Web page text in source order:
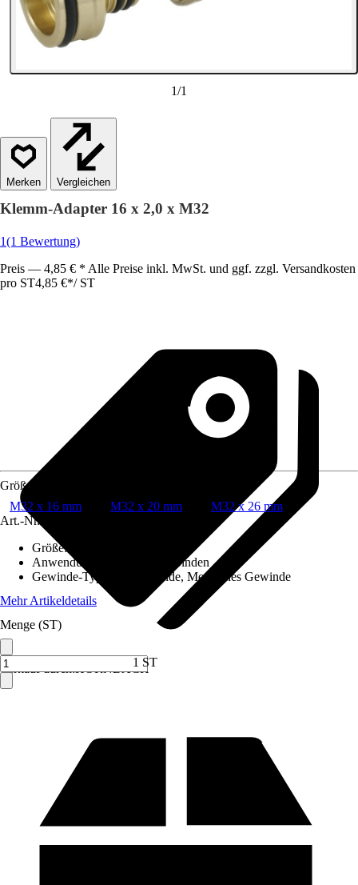
1/1
Vergleichen
Klemm-Adapter 16 x 2,0 x M32
1(1 Bewertung)
Preis — 4,85 € * Alle Preise inkl. MwSt. und ggf. zzgl. Versandkosten
pro ST4,85 €*/ ST
Verkauf durch:HORNBACH
Größe
M32 x 16 mm
M32 x 20 mm
M32 x 26 mm
Art.-Nr.
Größe:
Anwendung
Klemmen, Verbinden
Gewinde-Typ
Innengewinde, Metrisches Gewinde
Mehr Artikeldetails
Menge (ST)
1 ST